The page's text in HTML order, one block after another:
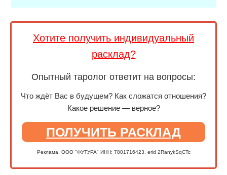
Хотите получить индивидуальный
расклад?
Опытный таролог ответит на вопросы:
Что ждёт Вас в будущем? Как сложатся отношения?
Какое решение — верное?
ПОЛУЧИТЬ РАСКЛАД
Реклама. ООО "ФУТУРА" ИНН: 7801716423. erid 2RanykSqCTc